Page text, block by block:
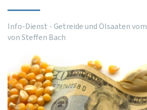
Info-Dienst - Getreide und Ölsaaten vom
von Steffen Bach